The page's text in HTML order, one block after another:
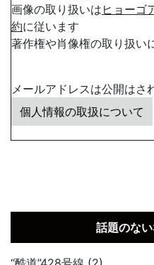
画像の取り扱いは ヒョーゴ
約に従います
著作権や肖像権の取り扱い
メールアドレスは公開はさ
個人情報の取扱について
話題のな